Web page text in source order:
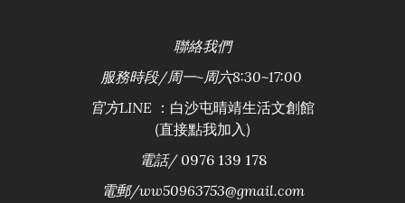
聯絡我們
服務時段/周一~周六8:30~17:00
官方LINE ：白沙屯晴靖生活文創館
(直接點我加入)
電話/ 0976 139 178
電郵/ww50963753@gmail.com